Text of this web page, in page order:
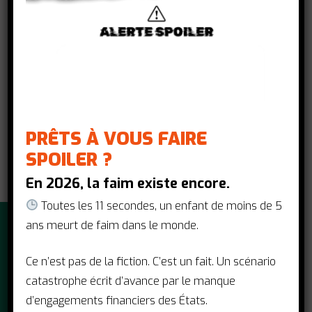
il est indispensable que la CSU intègre la
prise en charge de la sous-nutrition pour
PRÊTS À VOUS FAIRE
SPOILER ?
En 2026, la faim existe encore.
Toutes les 11 secondes, un enfant de moins de 5
ans meurt de faim dans le monde.
Ce n’est pas de la fiction. C’est un fait. Un scénario
catastrophe écrit d’avance par le manque
d’engagements financiers des États.